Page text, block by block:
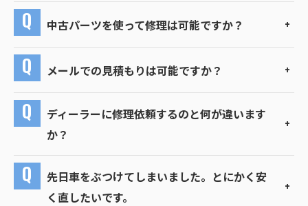
中古パーツを使って修理は可能ですか？
メールでの見積もりは可能ですか？
ディーラーに修理依頼するのと何が違います
か？
先日車をぶつけてしまいました。とにかく安
く直したいです。